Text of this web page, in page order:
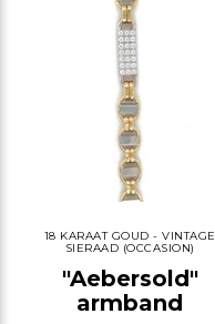
18 KARAAT GOUD - VINTAGE
SIERAAD (OCCASION)
"Aebersold"
armband